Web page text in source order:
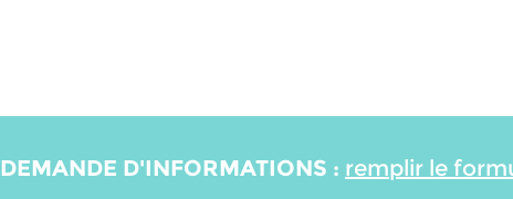
DEMANDE D'INFORMATIONS : remplir le